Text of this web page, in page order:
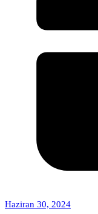
Haziran 30, 2024